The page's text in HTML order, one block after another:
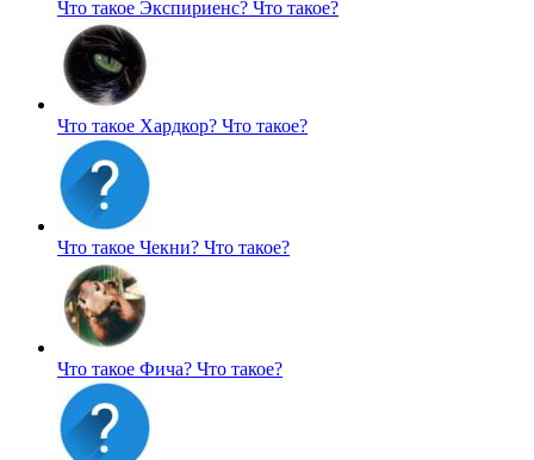
Что такое Экспириенс? Что такое?
Что такое Хардкор? Что такое?
Что такое Чекни? Что такое?
Что такое Фича? Что такое?